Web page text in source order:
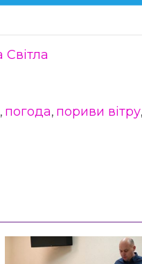
, погода, пориви вітру,